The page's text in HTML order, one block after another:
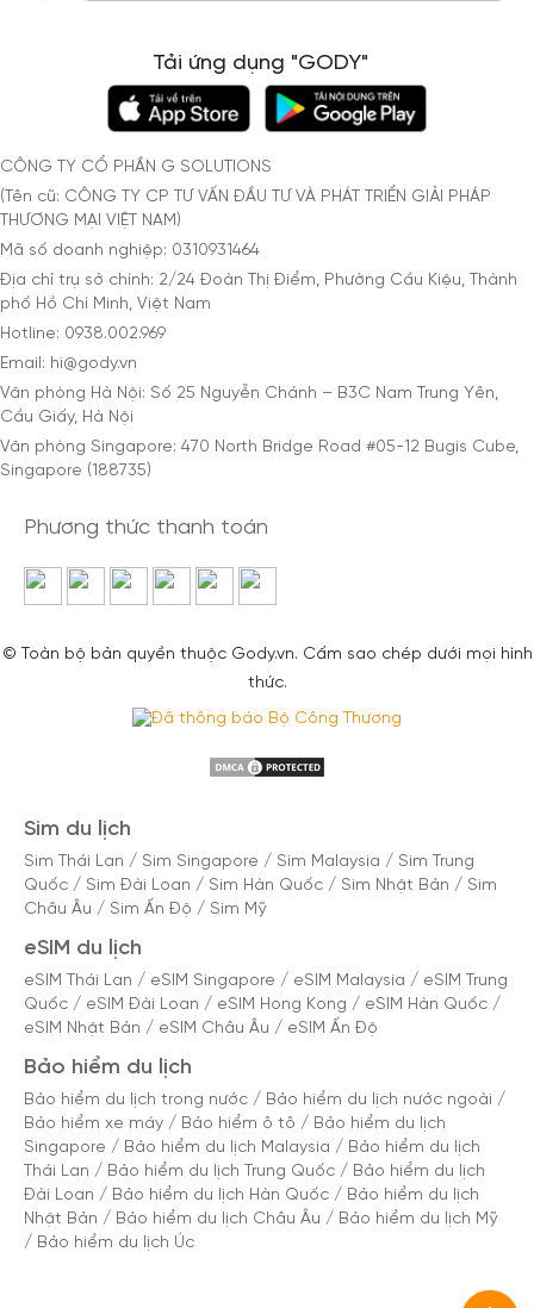
Tải ứng dụng "GODY"
CÔNG TY CỔ PHẦN G SOLUTIONS
(Tên cũ: CÔNG TY CP TƯ VẤN ĐẦU TƯ VÀ PHÁT TRIỂN GIẢI PHÁP
THƯƠNG MẠI VIỆT NAM)
Mã số doanh nghiệp: 0310931464
Địa chỉ trụ sở chính: 2/24 Đoàn Thị Điểm, Phường Cầu Kiệu, Thành
phố Hồ Chí Minh, Việt Nam
Hotline: 0938.002.969
Email: hi@gody.vn
Văn phòng Hà Nội: Số 25 Nguyễn Chánh – B3C Nam Trung Yên,
Cầu Giấy, Hà Nội
Văn phòng Singapore: 470 North Bridge Road #05-12 Bugis Cube,
Singapore (188735)
Phương thức thanh toán
© Toàn bộ bản quyền thuộc Gody.vn. Cấm sao chép dưới mọi hình
thức.
Sim du lịch
Sim Thái Lan / Sim Singapore / Sim Malaysia / Sim Trung
Quốc / Sim Đài Loan / Sim Hàn Quốc / Sim Nhật Bản / Sim
Châu Âu / Sim Ấn Độ / Sim Mỹ
eSIM du lịch
eSIM Thái Lan / eSIM Singapore / eSIM Malaysia / eSIM Trung
Quốc / eSIM Đài Loan / eSIM Hong Kong / eSIM Hàn Quốc /
eSIM Nhật Bản / eSIM Châu Âu / eSIM Ấn Độ
Bảo hiểm du lịch
Bảo hiểm du lịch trong nước / Bảo hiểm du lịch nước ngoài /
Bảo hiểm xe máy / Bảo hiểm ô tô / Bảo hiểm du lịch
Singapore / Bảo hiểm du lịch Malaysia / Bảo hiểm du lịch
Thái Lan / Bảo hiểm du lịch Trung Quốc / Bảo hiểm du lịch
Đài Loan / Bảo hiểm du lịch Hàn Quốc / Bảo hiểm du lịch
Nhật Bản / Bảo hiểm du lịch Châu Âu / Bảo hiểm du lịch Mỹ
/ Bảo hiểm du lịch Úc